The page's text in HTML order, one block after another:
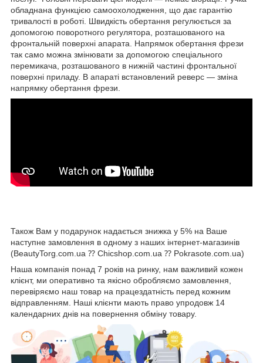
обладнана функцією самоохолодження, що дає гарантію
тривалості в роботі. Швидкість обертання регулюється за
допомогою поворотного регулятора, розташованого на
фронтальній поверхні апарата. Напрямок обертання фрези
так само можна змінювати за допомогою спеціального
перемикача, розташованого в нижній частині фронтальної
поверхні приладу. В апараті встановлений реверс — зміна
напрямку обертання фрези.
Також Вам у подарунок надається знижка у 5% на Ваше
наступне замовлення в одному з наших інтернет-магазинів
(BeautyTorg.com.ua ⁇ Chicshop.com.ua ⁇ Pokrasote.com.ua)
Наша компанія понад 7 років на ринку, нам важливий кожен
клієнт, ми оперативно та якісно обробляємо замовлення,
перевіряємо наш товар на працездатність перед кожним
відправленням. Наші клієнти мають право упродовж 14
календарних днів на повернення обміну товару.